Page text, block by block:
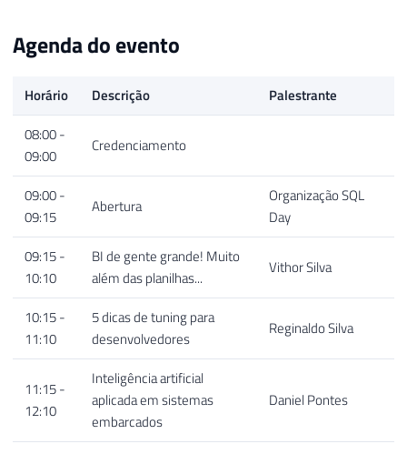
Agenda do evento
Horário Descrição
Palestrante
08:00 -
09:00
Credenciamento
09:00 -
09:15
Abertura
Organização SQL
Day
09:15 -
10:10
BI de gente grande! Muito
além das planilhas...
Vithor Silva
10:15 -
11:10
5 dicas de tuning para
desenvolvedores
Reginaldo Silva
11:15 -
12:10
Inteligência artificial
aplicada em sistemas
embarcados
Daniel Pontes